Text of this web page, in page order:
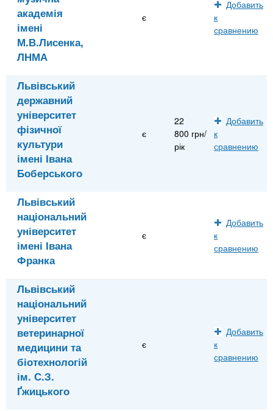
академія
імені
М.В.Лисенка,
ЛНМА
є
Добавить
к
сравнению
Львівський
державний
університет
фізичної
культури
імені Івана
Боберського
є
22
800 грн/
рік
Добавить
к
сравнению
Львівський
національний
університет
імені Івана
Франка
є
Добавить
к
сравнению
Львівський
національний
університет
ветеринарної
медицини та
біотехнологій
ім. С.З.
Ґжицького
є
Добавить
к
сравнению